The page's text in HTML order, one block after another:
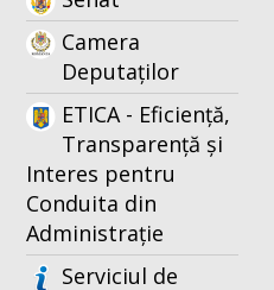
Camera
Deputaților
ETICA - Eficiență,
Transparență și
Interes pentru
Conduita din
Administrație
Serviciul de